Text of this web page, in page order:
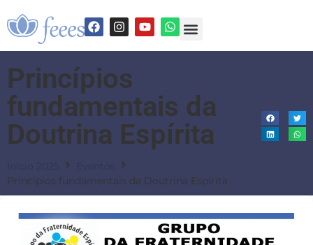
Princípios
fundamentais da
Doutrina Espírita
Princípios fundamentais da Doutrina Espírita